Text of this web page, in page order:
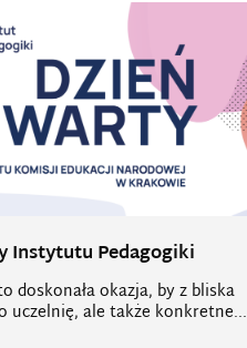
Instytutu Pedagogiki
doskonała okazja, by z bliska
uczelnię, ale także konkretne...